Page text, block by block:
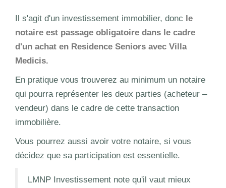
Il s'agit d'un investissement immobilier, donc le
notaire est passage obligatoire dans le cadre
d'un achat en Residence Seniors avec Villa
Medicis.
En pratique vous trouverez au minimum un notaire
qui pourra représenter les deux parties (acheteur –
vendeur) dans le cadre de cette transaction
immobilière.
Vous pourrez aussi avoir votre notaire, si vous
décidez que sa participation est essentielle.
LMNP Investissement note qu'il vaut mieux